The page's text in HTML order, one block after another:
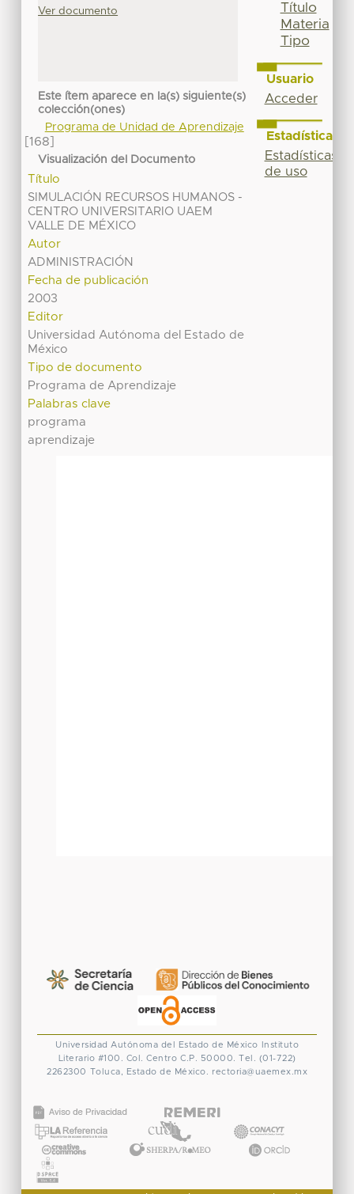
Ver documento
Este ítem aparece en la(s) siguiente(s)
colección(ones)
Programa de Unidad de Aprendizaje
[168]
Visualización del Documento
Título
SIMULACIÓN RECURSOS HUMANOS -
CENTRO UNIVERSITARIO UAEM
VALLE DE MÉXICO
Autor
ADMINISTRACIÓN
Fecha de publicación
2003
Editor
Universidad Autónoma del Estado de
México
Tipo de documento
Programa de Aprendizaje
Palabras clave
programa
aprendizaje
Título
Materia
Tipo
Usuario
Acceder
Estadísticas
Estadísticas
de uso
Universidad Autónoma del Estado de México
Instituto
Literario #100. Col. Centro C.P. 50000. Tel. (01-722)
2262300 Toluca, Estado de México. rectoria@uaemex.mx